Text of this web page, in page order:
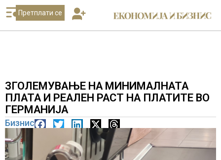
Претплати се
ЗГОЛЕМУВАЊЕ НА МИНИМАЛНАТА
ПЛАТА И РЕАЛЕН РАСТ НА ПЛАТИТЕ ВО
ГЕРМАНИЈА
Бизнис